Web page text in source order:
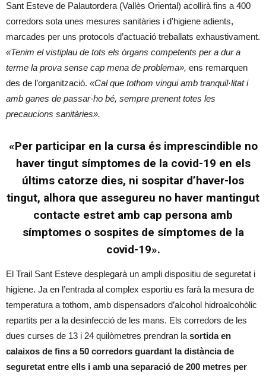
Sant Esteve de Palautordera (Vallès Oriental) acollirà fins a 400
corredors sota unes mesures sanitàries i d’higiene adients,
marcades per uns protocols d’actuació treballats exhaustivament.
«Tenim el vistiplau de tots els òrgans competents per a dur a
terme la prova sense cap mena de problema», ens remarquen
des de l’organització. «Cal que tothom vingui amb tranquil·litat i
amb ganes de passar-ho bé, sempre prenent totes les
precaucions sanitàries».
«Per participar en la cursa és imprescindible no
haver tingut símptomes de la covid-19 en els
últims catorze dies, ni sospitar d’haver-los
tingut, alhora que assegureu no haver mantingut
contacte estret amb cap persona amb
símptomes o sospites de símptomes de la
covid-19».
El Trail Sant Esteve desplegarà un ampli dispositiu de seguretat i
higiene. Ja en l’entrada al complex esportiu es farà la mesura de
temperatura a tothom, amb dispensadors d’alcohol hidroalcohòlic
repartits per a la desinfecció de les mans. Els corredors de les
dues curses de 13 i 24 quilòmetres prendran la sortida en
calaixos de fins a 50 corredors guardant la distància de
seguretat entre ells i amb una separació de 200 metres per